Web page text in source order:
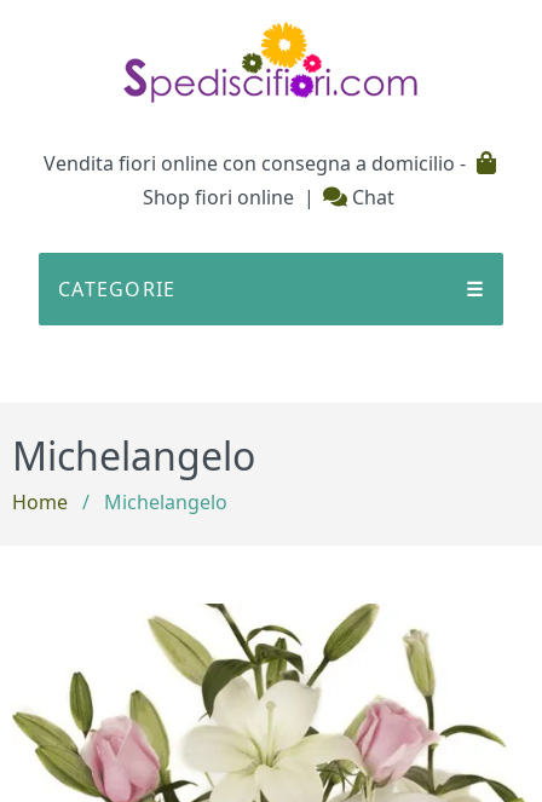
Vendita fiori online con consegna a domicilio -
Shop fiori online | Chat
CATEGORIE ☰
Michelangelo
Home / Michelangelo